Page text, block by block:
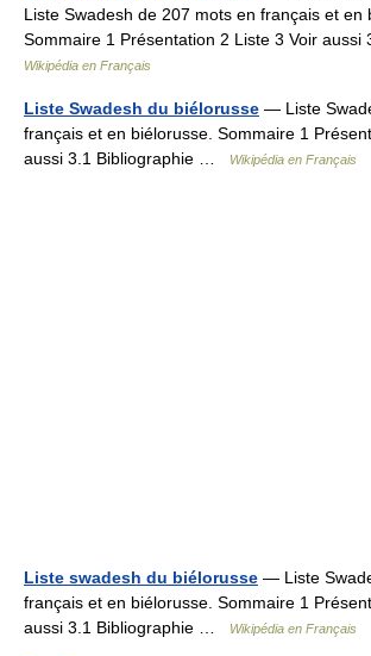
Liste Swadesh de 207 mots en français et en
Sommaire 1 Présentation 2 Liste 3 Voir
Wikipédia en Français
Liste Swadesh du biélorusse — Liste
français et en biélorusse. Sommaire 1
aussi 3.1 Bibliographie …
Wikipédia en Français
Liste swadesh du biélorusse — Liste
français et en biélorusse. Sommaire 1
aussi 3.1 Bibliographie …
Wikipédia en Français